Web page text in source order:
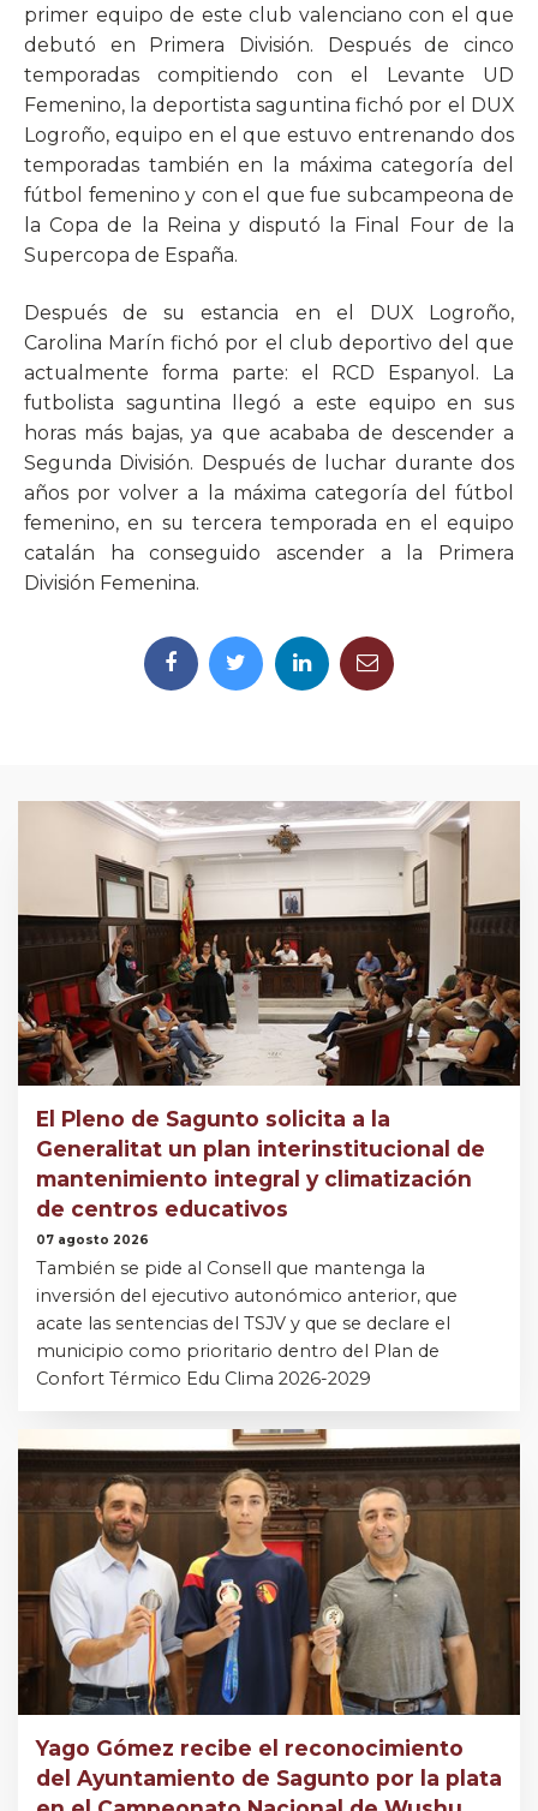
primer equipo de este club valenciano con el que
debutó en Primera División. Después de cinco
temporadas compitiendo con el Levante UD
Femenino, la deportista saguntina fichó por el DUX
Logroño, equipo en el que estuvo entrenando dos
temporadas también en la máxima categoría del
fútbol femenino y con el que fue subcampeona de
la Copa de la Reina y disputó la Final Four de la
Supercopa de España.
Después de su estancia en el DUX Logroño,
Carolina Marín fichó por el club deportivo del que
actualmente forma parte: el RCD Espanyol. La
futbolista saguntina llegó a este equipo en sus
horas más bajas, ya que acababa de descender a
Segunda División. Después de luchar durante dos
años por volver a la máxima categoría del fútbol
femenino, en su tercera temporada en el equipo
catalán ha conseguido ascender a la Primera
División Femenina.
El Pleno de Sagunto solicita a la
Generalitat un plan interinstitucional de
mantenimiento integral y climatización
de centros educativos
07 agosto 2026
También se pide al Consell que mantenga la
inversión del ejecutivo autonómico anterior, que
acate las sentencias del TSJV y que se declare el
municipio como prioritario dentro del Plan de
Confort Térmico Edu Clima 2026-2029
Yago Gómez recibe el reconocimiento
del Ayuntamiento de Sagunto por la plata